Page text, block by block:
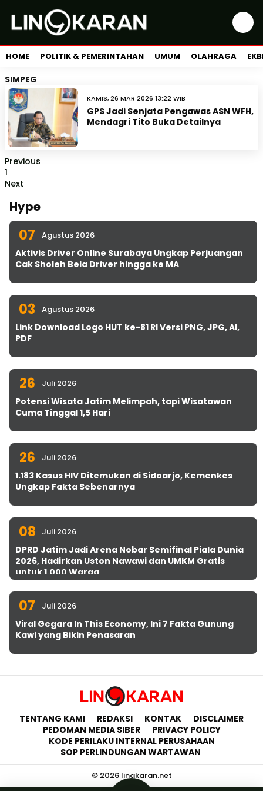
HOME POLITIK & PEMERINTAHAN UMUM OLAHRAGA
SIMPEG
KAMIS, 26 MAR 2026 13:22 WIB
GPS Jadi Senjata Pengawas ASN WFH,
Mendagri Tito Buka Detailnya
Previous
1
Next
Hype
07 Agustus 2026
Aktivis Driver Online Surabaya Ungkap Perjuangan
Cak Sholeh Bela Driver hingga ke MA
03 Agustus 2026
Link Download Logo HUT ke-81 RI Versi PNG, JPG, AI,
PDF
26 Juli 2026
Potensi Wisata Jatim Melimpah, tapi Wisatawan
Cuma Tinggal 1,5 Hari
26 Juli 2026
1.183 Kasus HIV Ditemukan di Sidoarjo, Kemenkes
Ungkap Fakta Sebenarnya
08 Juli 2026
DPRD Jatim Jadi Arena Nobar Semifinal Piala Dunia
2026, Hadirkan Uston Nawawi dan UMKM Gratis
untuk 1.000 Warga
07 Juli 2026
Viral Gegara In This Economy, Ini 7 Fakta Gunung
Kawi yang Bikin Penasaran
TENTANG KAMI REDAKSI KONTAK
DISCLAIMER
PEDOMAN MEDIA SIBER
PRIVACY POLICY
KODE PERILAKU INTERNAL PERUSAHAAN
SOP PERLINDUNGAN WARTAWAN
© 2026 lingkaran.net